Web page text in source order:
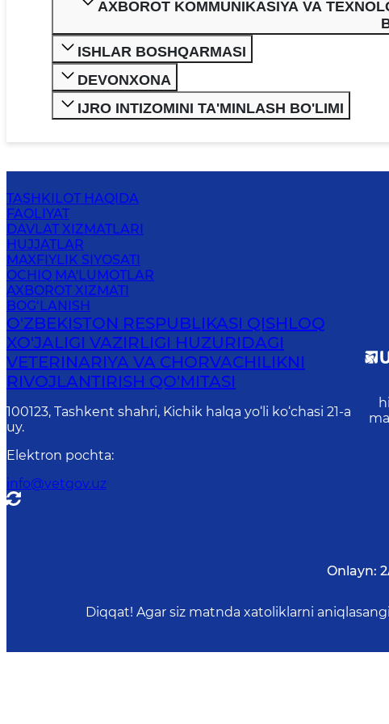
AXBOROT KOMMUNIKASIYA VA
ISHLAR BOSHQARMASI
DEVONXONA
IJRO INTIZOMINI TA'MINLASH BO'LIMI
TASHKILOT HAQIDA
FAOLIYAT
DAVLAT XIZMATLARI
HUJJATLAR
MAXFIYLIK SIYOSATI
OCHIQ MA'LUMOTLAR
AXBOROT XIZMATI
BOG‘LANISH
O'ZBEKISTON RESPUBLIKASI QISHLOQ
XO'JALIGI VAZIRLIGI HUZURIDAGI
VETERINARIYA VA CHORVACHILIKNI
RIVOJLANTIRISH QO'MITASI
100123, Tashkent shahri, Kichik halqa yo‘li ko‘chasi 21-a
uy.
Elektron pochta:
info@vetgov.uz
Onlayn: 2
Diqqat! Agar siz matnda xatoliklarni